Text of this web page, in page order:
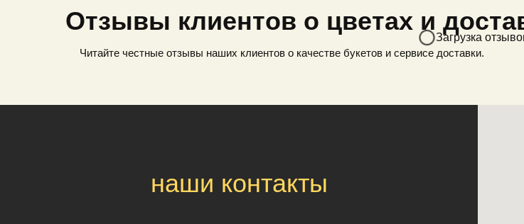
Отзывы клиентов о цветах и
Читайте честные отзывы наших клиентов о качестве букетов и сервисе доставки.
Загрузка
наши контакты